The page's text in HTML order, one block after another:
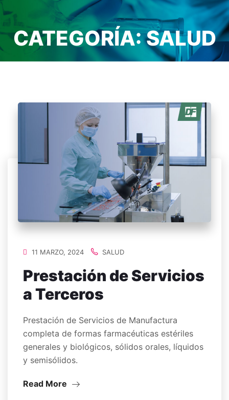
CATEGORÍA:SALUD
11 MARZO, 2024 SALUD
Prestación de Servicios
a Terceros
Prestación de Servicios de Manufactura
completa de formas farmacéuticas estériles
generales y biológicos, sólidos orales, líquidos
y semisólidos.
Read More